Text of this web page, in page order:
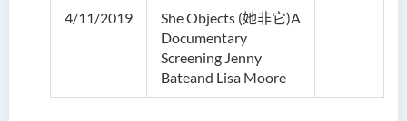
4/11/2019
She Objects (她非它)A
Documentary
Screening Jenny
Bateand Lisa Moore